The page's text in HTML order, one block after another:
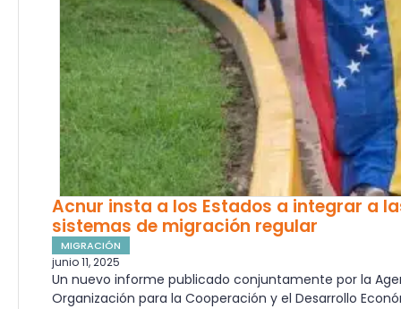
Acnur insta a los Estados a integrar a
sistemas de migración regular
MIGRACIÓN
junio 11, 2025
Un nuevo informe publicado conjuntamente por la
Organización para la Cooperación y el Desarrollo